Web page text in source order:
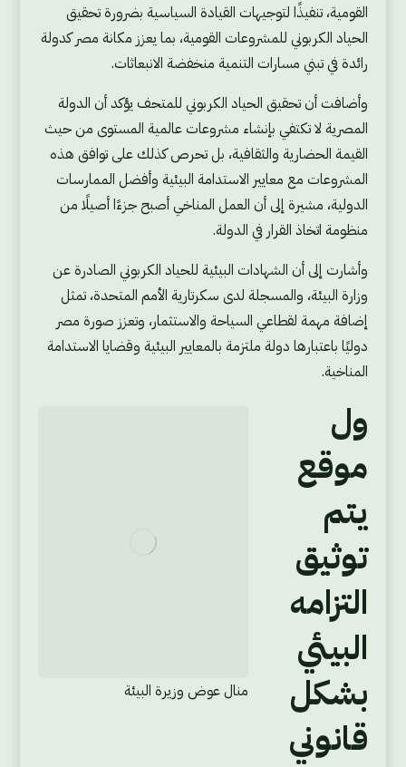
القومية، تنفيذًا لتوجيهات القيادة السياسية بضرورة تحقيق
الحياد الكربوني للمشروعات القومية، بما يعزز مكانة مصر كدولة
رائدة في تبني مسارات التنمية منخفضة الانبعاثات.
وأضافت أن تحقيق الحياد الكربوني للمتحف يؤكد أن الدولة
المصرية لا تكتفي بإنشاء مشروعات عالمية المستوى من حيث
القيمة الحضارية والثقافية، بل تحرص كذلك على توافق هذه
المشروعات مع معايير الاستدامة البيئية وأفضل الممارسات
الدولية، مشيرة إلى أن العمل المناخي أصبح جزءًا أصيلًا من
منظومة اتخاذ القرار في الدولة.
وأشارت إلى أن الشهادات البيئية للحياد الكربوني الصادرة عن
وزارة البيئة، والمسجلة لدى سكرتارية الأمم المتحدة، تمثل
إضافة مهمة لقطاعي السياحة والاستثمار، وتعزز صورة مصر
دوليًا باعتبارها دولة ملتزمة بالمعايير البيئية وقضايا الاستدامة
المناخية.
منال عوض وزيرة البيئة
ول
موقع
يتم
توثيق
التزامه
البيئي
بشكل
قانوني